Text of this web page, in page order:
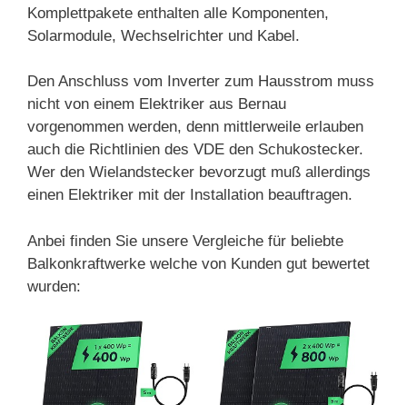
Komplettpakete enthalten alle Komponenten,
Solarmodule, Wechselrichter und Kabel.
Den Anschluss vom Inverter zum Hausstrom muss
nicht von einem Elektriker aus Bernau
vorgenommen werden, denn mittlerweile erlauben
auch die Richtlinien des VDE den Schukostecker.
Wer den Wielandstecker bevorzugt muß allerdings
einen Elektriker mit der Installation beauftragen.
Anbei finden Sie unsere Vergleiche für beliebte
Balkonkraftwerke welche von Kunden gut bewertet
wurden: